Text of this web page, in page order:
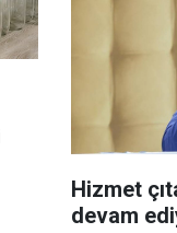
Hizmet
devam